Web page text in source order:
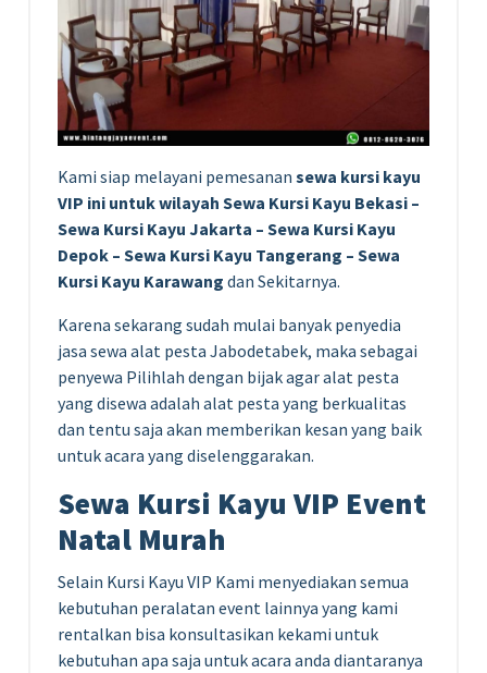
Kami siap melayani pemesanan sewa kursi kayu
VIP ini untuk wilayah Sewa Kursi Kayu Bekasi –
Sewa Kursi Kayu Jakarta – Sewa Kursi Kayu
Depok – Sewa Kursi Kayu Tangerang – Sewa
Kursi Kayu Karawang dan Sekitarnya.
Karena sekarang sudah mulai banyak penyedia
jasa sewa alat pesta Jabodetabek, maka sebagai
penyewa Pilihlah dengan bijak agar alat pesta
yang disewa adalah alat pesta yang berkualitas
dan tentu saja akan memberikan kesan yang baik
untuk acara yang diselenggarakan.
Sewa Kursi Kayu VIP Event
Natal Murah
Selain Kursi Kayu VIP Kami menyediakan semua
kebutuhan peralatan event lainnya yang kami
rentalkan bisa konsultasikan kekami untuk
kebutuhan apa saja untuk acara anda diantaranya